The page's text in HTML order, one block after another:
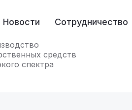
Новости Сотрудничество
средств
спектра